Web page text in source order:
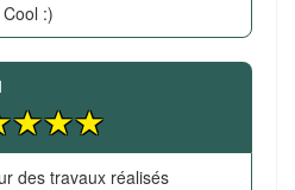
Cool :)
des travaux réalisés